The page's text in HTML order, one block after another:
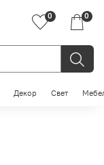
0 0
Декор Свет